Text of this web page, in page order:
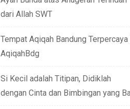
dari Allah SWT
Tempat Aqiqah Bandung Terpercaya
AqiqahBdg
Si Kecil adalah Titipan, Didiklah
dengan Cinta dan Bimbingan yang